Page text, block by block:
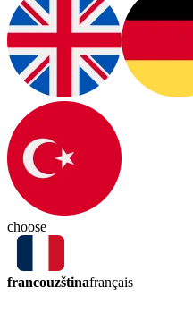
choose
francouzštinafrançais